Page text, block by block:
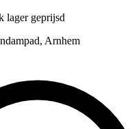
lager geprijsd
Arnhem